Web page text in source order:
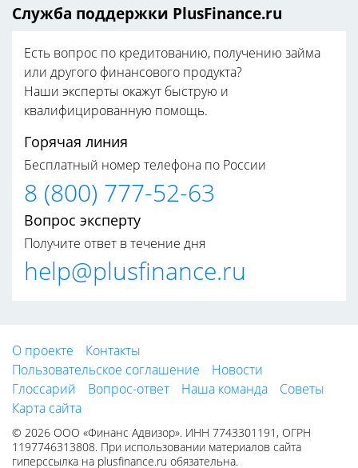
Служба поддержки PlusFinance.ru
Есть вопрос по кредитованию, получению займа
или другого финансового продукта?
Наши эксперты окажут быструю и
квалифицированную помощь.
Горячая линия
Бесплатный номер телефона по России
8 (800) 777-52-63
Вопрос эксперту
Получите ответ в течение дня
help@plusfinance.ru
О проекте
Контакты
Пользовательское соглашение
Новости
Глоссарий
Вопрос-ответ Наша команда
Советы
Карта сайта
© 2026 ООО «Финанс Адвизор». ИНН 7743301191, ОГРН
1197746313808. При использовании материалов сайта
гиперссылка на plusfinance.ru обязательна.